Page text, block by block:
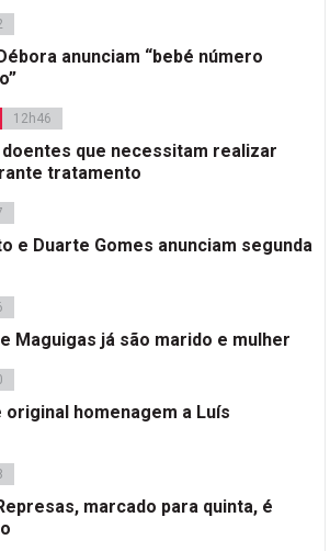
anunciam “bebé número
12h46
doentes que necessitam realizar
tratamento
e Duarte Gomes anunciam segunda
Maguigas já são marido e mulher
original homenagem a Luís
marcado para quinta, é